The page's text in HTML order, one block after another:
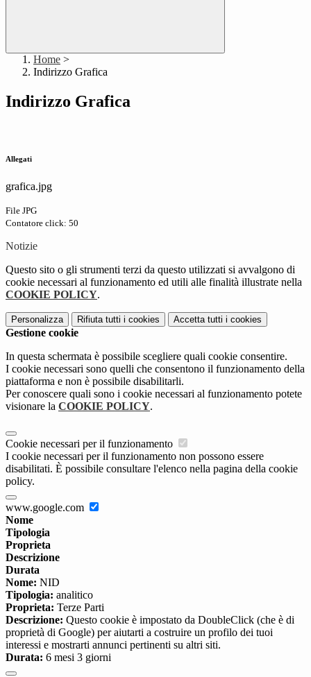
Home >
Indirizzo Grafica
Indirizzo Grafica
Allegati
grafica.jpg
File JPG
Contatore click: 50
Notizie
Questo sito o gli strumenti terzi da questo utilizzati si avvalgono di
cookie necessari al funzionamento ed utili alle finalità illustrate nella
COOKIE POLICY.
Personalizza Rifiuta tutti i cookies Accetta tutti i cookies
Gestione cookie
In questa schermata è possibile scegliere quali cookie consentire.
I cookie necessari sono quelli che consentono il funzionamento della
piattaforma e non è possibile disabilitarli.
Per conoscere quali sono i cookie necessari al funzionamento potete
visionare la COOKIE POLICY.
Cookie necessari per il funzionamento
I cookie necessari per il funzionamento non possono essere
disabilitati. È possibile consultare l'elenco nella pagina della cookie
policy.
www.google.com
Nome
Tipologia
Proprieta
Descrizione
Durata
Nome: NID
Tipologia: analitico
Proprieta: Terze Parti
Descrizione: Questo cookie è impostato da DoubleClick (che è di
proprietà di Google) per aiutarti a costruire un profilo dei tuoi
interessi e mostrarti annunci pertinenti su altri siti.
Durata: 6 mesi 3 giorni